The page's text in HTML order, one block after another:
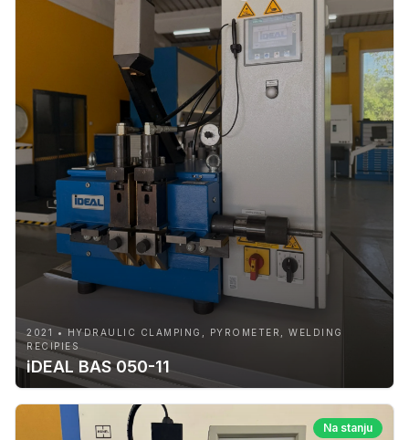
2021 • HYDRAULIC CLAMPING, PYROMETER, WELDING
RECIPIES
iDEAL BAS 050-11
Na stanju